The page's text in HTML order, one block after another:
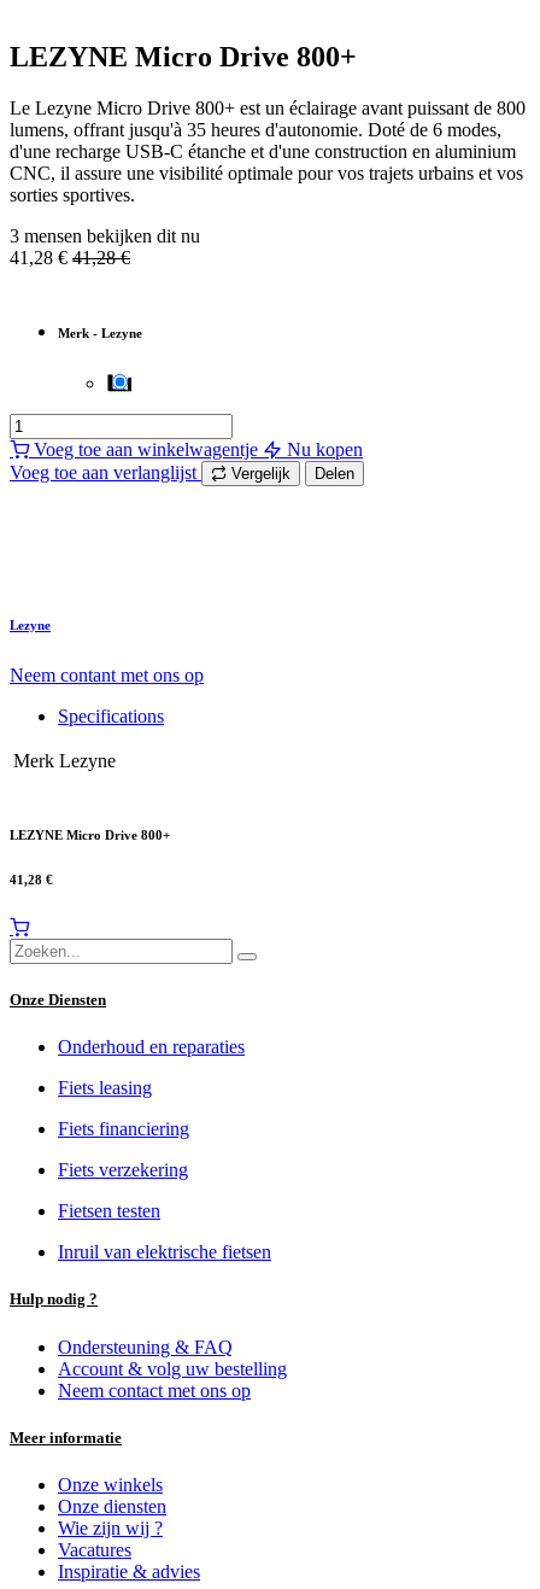
LEZYNE Micro Drive 800+
Le Lezyne Micro Drive 800+ est un éclairage avant puissant de 800
lumens, offrant jusqu'à 35 heures d'autonomie. Doté de 6 modes,
d'une recharge USB-C étanche et d'une construction en aluminium
CNC, il assure une visibilité optimale pour vos trajets urbains et vos
sorties sportives.
3 mensen bekijken dit nu
41,28 € 41,28€
Merk - Lezyne
Voeg toe aan winkelwagentje
Nu kopen
Voeg toe aan verlanglijst
Vergelijk Delen
Lezyne
Neem contant met ons op
Specifications
Merk Lezyne
LEZYNE Micro Drive 800+
41,28 €
Onze Diensten
Onderhoud en reparaties
Fiets leasing
Fiets financiering
Fiets verzekering
Fietsen testen
Inruil van elektrische fietsen
Hulp nodig ?
Ondersteuning & FAQ
Account & volg uw bestelling
Neem contact met ons op
Meer informatie
Onze winkels
Onze diensten
Wie zijn wij ?
Vacatures
Inspiratie & advies